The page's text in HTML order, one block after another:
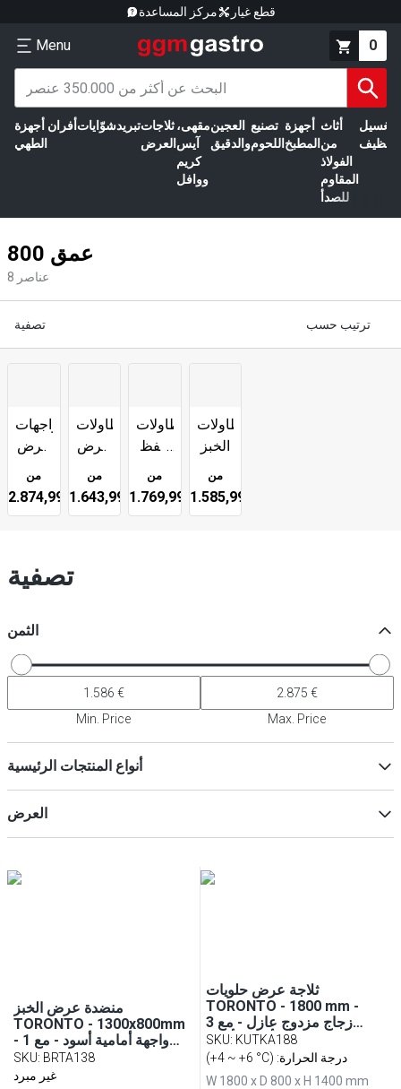
مركز المساعدة قطع غيار
Menu 0
أجهزة
الطهي
أفران شوّاياتتبريدثلاجات
العرض
مقهى،
آيس
كريم
ووافل
العجين
والدقيق
تصنيع
اللحوم
أجهزة
المطبخ
أثاث
من
الفولاذ
المقاوم
للصدأ
الغسيل
عمق 800
8 عناصر
تصفية ترتيب حسب
واجهات
عرض
من
2.874,99 €
طاولات
عرض
من
1.643,99 €
طاولات
حفظ
من
1.769,99 €
طاولات
الخبز
من
تصفية
الثمن
Min. Price Max. Price
أنواع المنتجات الرئيسية
(
2
)
العرض
منضدة عرض الخبز
TORONTO - 1300x800mm
- واجهة أمامية أسود - مع 1
رف - لوح عمل من الغرانيت
الأسود
SKU: BRTA138
غير مبرد
ثلاجة عرض حلويات
TORONTO - 1800 mm -
زجاج مزدوج عازل - مع 3
رفوف - إطار أمامي أسود
SKU: KUTKA188
(+4 ~ +6 °C) :درجة الحرارة
W 1800 x D 800 x H 1400 mm